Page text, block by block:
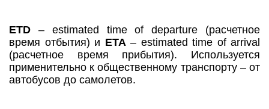
ETD – estimated time of departure (расчетное
время отбытия) и ETA – estimated time of arrival
(расчетное время прибытия). Используется
применительно к общественному транспорту – от
автобусов до самолетов.